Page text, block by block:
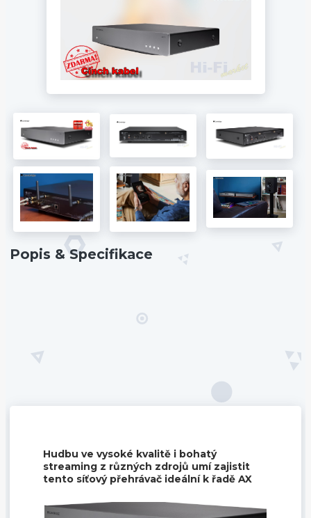
Popis & Specifikace
Hudbu ve vysoké kvalitě i bohatý
streaming z různých zdrojů umí zajistit
tento síťový přehrávač ideální k řadě AX